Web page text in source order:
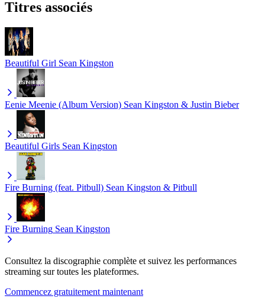
Titres associés
Beautiful Girl Sean Kingston
Eenie Meenie (Album Version) Sean Kingston & Justin Bieber
Beautiful Girls Sean Kingston
Fire Burning (feat. Pitbull) Sean Kingston & Pitbull
Fire Burning Sean Kingston
Consultez la discographie complète et suivez les performances
streaming sur toutes les plateformes.
Commencez gratuitement maintenant